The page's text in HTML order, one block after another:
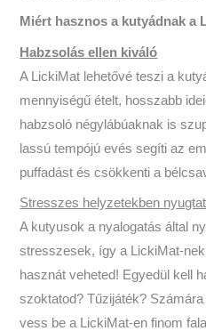
Miért hasznos a kutyádnak a
Habzsolás ellen kiváló
A LickiMat lehetővé teszi a
mennyiségű ételt, hosszabb
habzsoló négylábúaknak is
lassú tempójú evés segíti az
puffadást és csökkenti a
Stresszes helyzetekben nyugtat
A kutyusok a nyalogatás által
stresszesek, így a LickiMat-
hasznát veheted! Egyedül kell
szoktatod? Tűzijáték?
vess be a LickiMat-en finom